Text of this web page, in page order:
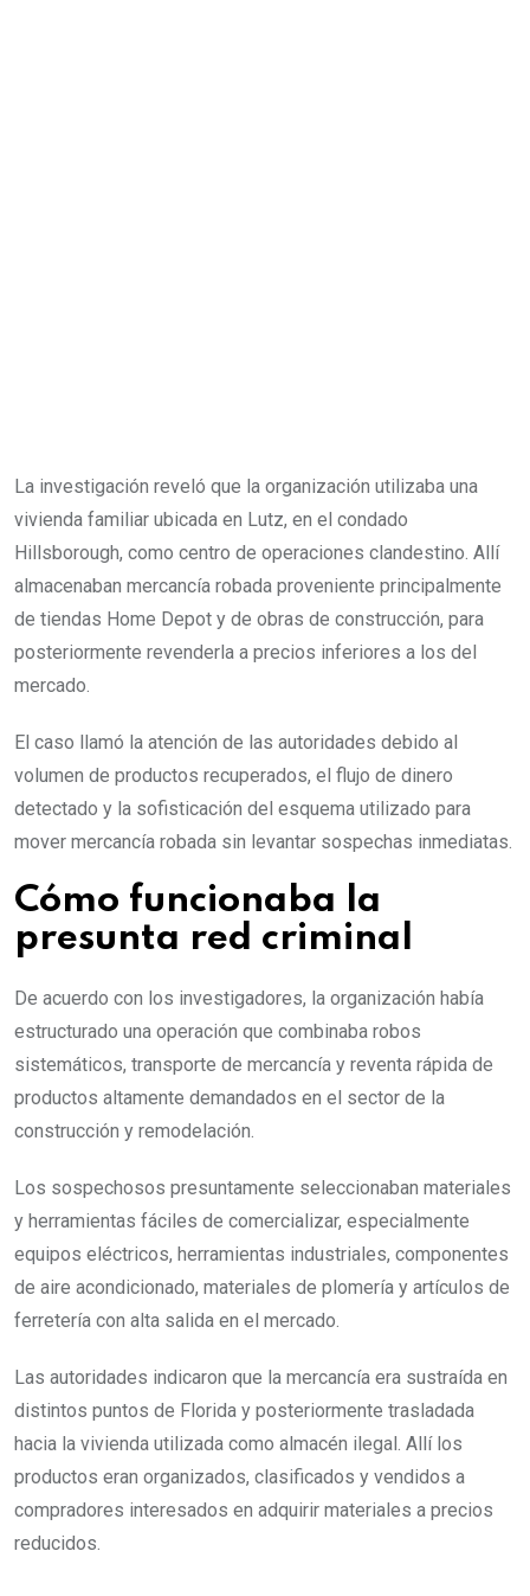
La investigación reveló que la organización utilizaba una
vivienda familiar ubicada en Lutz, en el condado
Hillsborough, como centro de operaciones clandestino. Allí
almacenaban mercancía robada proveniente principalmente
de tiendas Home Depot y de obras de construcción, para
posteriormente revenderla a precios inferiores a los del
mercado.
El caso llamó la atención de las autoridades debido al
volumen de productos recuperados, el flujo de dinero
detectado y la sofisticación del esquema utilizado para
mover mercancía robada sin levantar sospechas inmediatas.
Cómo funcionaba la
presunta red criminal
De acuerdo con los investigadores, la organización había
estructurado una operación que combinaba robos
sistemáticos, transporte de mercancía y reventa rápida de
productos altamente demandados en el sector de la
construcción y remodelación.
Los sospechosos presuntamente seleccionaban materiales
y herramientas fáciles de comercializar, especialmente
equipos eléctricos, herramientas industriales, componentes
de aire acondicionado, materiales de plomería y artículos de
ferretería con alta salida en el mercado.
Las autoridades indicaron que la mercancía era sustraída en
distintos puntos de Florida y posteriormente trasladada
hacia la vivienda utilizada como almacén ilegal. Allí los
productos eran organizados, clasificados y vendidos a
compradores interesados en adquirir materiales a precios
reducidos.